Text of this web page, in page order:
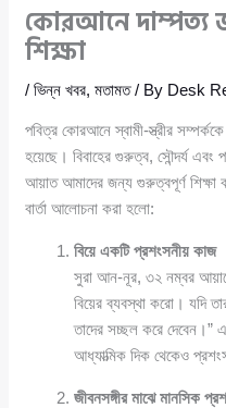
কোরআনে দাম্পত্য
শিক্ষা
/ভিন্ন খবর,মতামত/ By Desk
পবিত্র কোরআনে স্বামী-স্ত্রীর
হয়েছে। বিবাহের গুরুত্ব, সৌন্দর্য
আয়াত আমাদের জন্য গুরুত্বপূর্ণ শিক্ষা
বার্তা আলোচনা করা হলো:
বিয়ে একটি প্রশংসনীয় কাজ
সুরা আন-নূর, ৩২ নম্বর আয়াতে
বিয়ের ব্যবস্থা করো। যদি
তাদের সচ্ছল করে দেবেন।”
আধ্যাত্মিক দিক থেকেও
জীবনসঙ্গীর মাঝে মানসিক